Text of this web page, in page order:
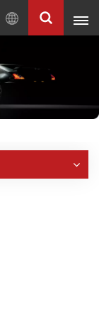
Français
العربية